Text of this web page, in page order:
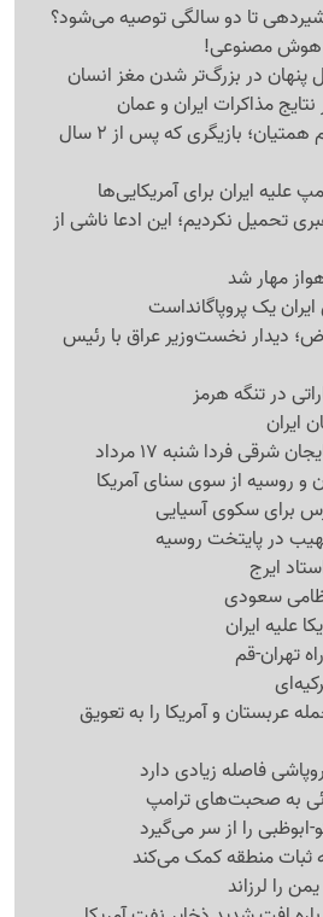
شیردهی تا دو سالگی توصیه می‌شود؟
پنهان در بزرگ‌تر شدن مغز انسان
مذاکرات ایران و عمان
وداع اهالی سینما با مریم همتیان؛ بازیگری که پس از 2 سال
علیه ایران برای آمریکایی‌ها
تحمیل نکردیم؛ این ادعا ناشی از
مهار شد
یک پروپاگانداست
دیدار نخست‌وزیر عراق با رئیس
در تنگه هرمز
ایران
شرقی فردا شنبه 17 مرداد
و روسیه از سوی سنای آمریکا
برای سکوی آسیایی
در پایتخت روسیه
ایرج
سعودی
علیه ایران
تهران-قم
عربستان و آمریکا را به تعویق
فاصله زیادی دارد
به صحبت‌های ترامپ
را از سر می‌گیرد
ثبات منطقه کمک می‌کند
را لرزاند